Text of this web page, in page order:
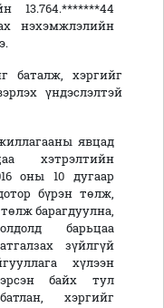
13.764.*******44
нэхэмжлэлийн
баталж, хэргийг
үндэслэлтэй
явцад
хэтрэлтийн
оны 10 дугаар
бүрэн төлж,
барагдуулна,
барьцаа
зүйлгүй
хүлээн
байх тул
хэргийг